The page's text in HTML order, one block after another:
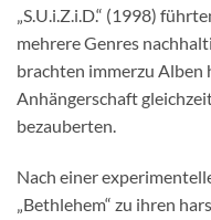
„S.U.i.Z.i.D.“ (1998)
mehrere Genres
brachten immerzu Alben
Anhängerschaft
bezauberten.
Nach einer
„Bethlehem“ zu ihren